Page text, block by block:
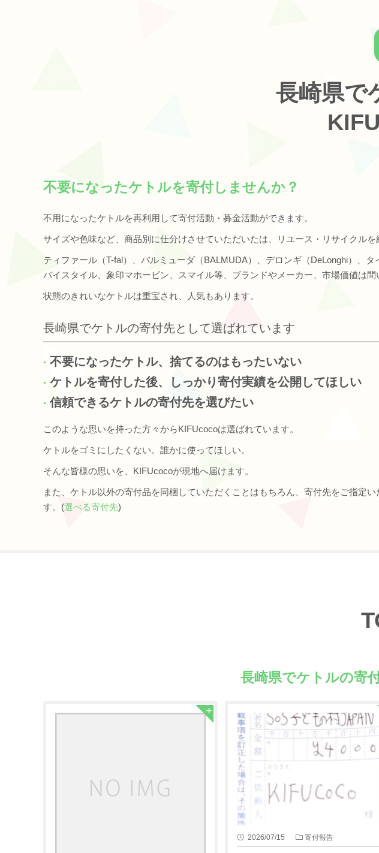
長崎県で
不要になったケトルを寄付しませんか？
不用になったケトルを再利用して寄付活動・募金活動ができます。
サイズや色味など、商品別に仕分けさせていただいたは、リユース・リサイクルを
ティファール（T-fal）、バルミューダ（BALMUDA）、デロンギ（DeLonghi）、
バイスタイル、象印マホービン、スマイル等、ブランドやメーカー、市場価値は問
状態のきれいなケトルは重宝され、人気もあります。
長崎県でケトルの寄付先として選ばれています
不要になったケトル、捨てるのはもったいない
ケトルを寄付した後、しっかり寄付実績を公開してほしい
信頼できるケトルの寄付先を選びたい
このような思いを持った方々からKIFUcocoは選ばれています。
ケトルをゴミにしたくない。誰かに使ってほしい。
そんな皆様の思いを、KIFUcocoが現地へ届けます。
また、ケトル以外の寄付品を同梱していただくことはもちろん、寄付先をご指定
す。(選べる寄付先)
長崎県でケトルの寄
2026/07/15 寄付報告